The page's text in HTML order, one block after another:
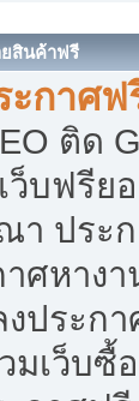
สินค้าฟรี
ะกาศฟ
ติด
ว็บฟรีย
า ประ
ศหาง
งประก
มเว็บซื้